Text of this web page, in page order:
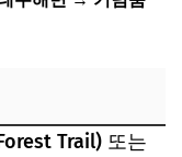
Trail) 또는